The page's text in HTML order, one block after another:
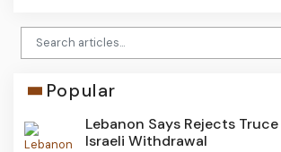
Popular
Lebanon Says Rejects
Israeli Withdrawal